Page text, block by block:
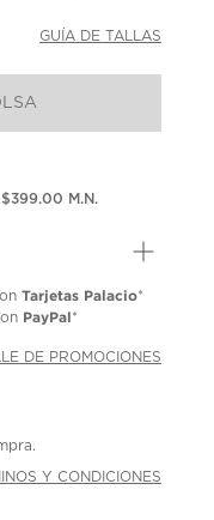
GUÍA DE TALLAS
M.N.
Tarjetas Palacio*
PayPal*
DE PROMOCIONES
Y CONDICIONES